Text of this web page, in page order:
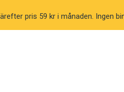
pris 59 kr i månaden. Ingen